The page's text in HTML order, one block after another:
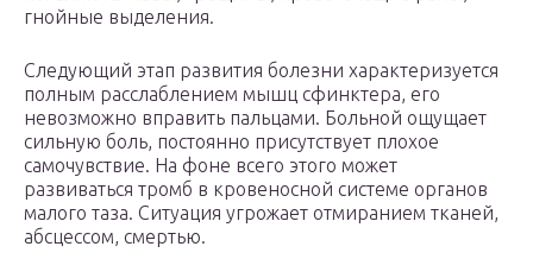
гнойные выделения.
Следующий этап развития болезни характеризуется
полным расслаблением мышц сфинктера, его
невозможно вправить пальцами. Больной ощущает
сильную боль, постоянно присутствует плохое
самочувствие. На фоне всего этого может
развиваться тромб в кровеносной системе органов
малого таза. Ситуация угрожает отмиранием тканей,
абсцессом, смертью.